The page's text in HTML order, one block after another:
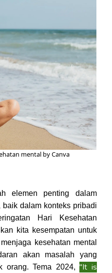
mental by Canva
elemen penting dalam
dalam konteks pribadi
Hari Kesehatan
kita kesempatan untuk
kesehatan mental
akan masalah yang
orang. Tema 2024,"It is